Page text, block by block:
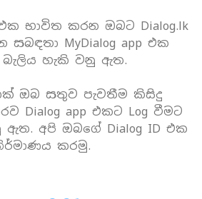
භාවිත කරන ඔබට Dialog.lk
MyDialog app එක
හැකි වනු ඇත.
ඔබ සතුව පැවතීම කිසිදු
Dialog app එකට Log වීමට
අපි ඔබගේ Dialog ID එක
කරමු.